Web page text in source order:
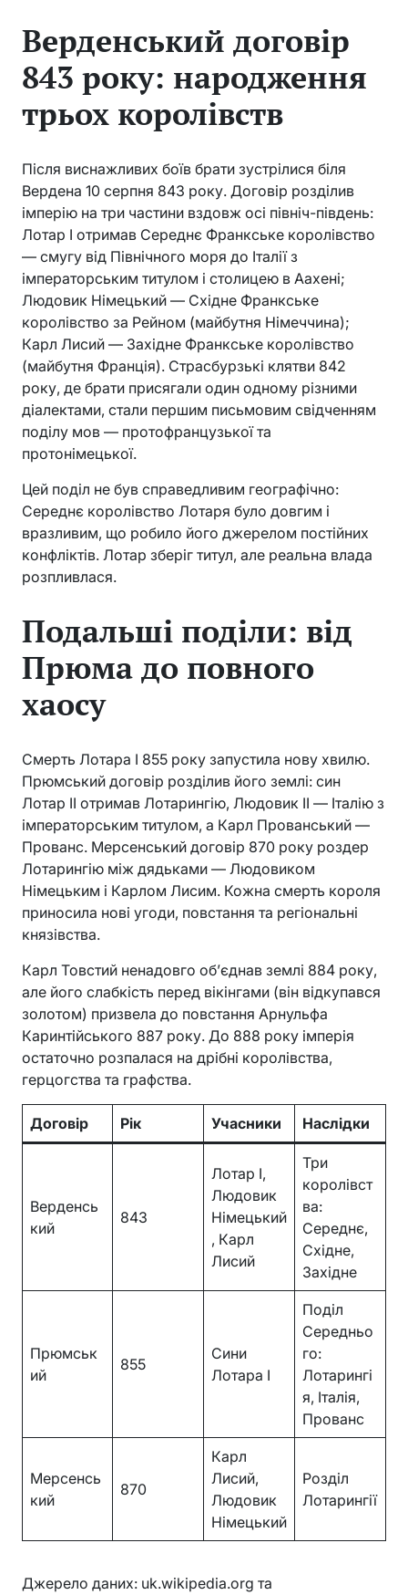
Верденський договір
843 року: народження
трьох королівств
Після виснажливих боїв брати зустрілися біля
Вердена 10 серпня 843 року. Договір розділив
імперію на три частини вздовж осі північ-південь:
Лотар I отримав Середнє Франкське королівство
— смугу від Північного моря до Італії з
імператорським титулом і столицею в Аахені;
Людовик Німецький — Східне Франкське
королівство за Рейном (майбутня Німеччина);
Карл Лисий — Західне Франкське королівство
(майбутня Франція). Страсбурзькі клятви 842
року, де брати присягали один одному різними
діалектами, стали першим письмовим свідченням
поділу мов — протофранцузької та
протонімецької.
Цей поділ не був справедливим географічно:
Середнє королівство Лотаря було довгим і
вразливим, що робило його джерелом постійних
конфліктів. Лотар зберіг титул, але реальна влада
розпливлася.
Подальші поділи: від
Прюма до повного
хаосу
Смерть Лотара I 855 року запустила нову хвилю.
Прюмський договір розділив його землі: син
Лотар II отримав Лотарингію, Людовик II — Італію з
імператорським титулом, а Карл Прованський —
Прованс. Мерсенський договір 870 року роздер
Лотарингію між дядьками — Людовиком
Німецьким і Карлом Лисим. Кожна смерть короля
приносила нові угоди, повстання та регіональні
князівства.
Карл Товстий ненадовго об’єднав землі 884 року,
але його слабкість перед вікінгами (він відкупався
золотом) призвела до повстання Арнульфа
Каринтійського 887 року. До 888 року імперія
остаточно розпалася на дрібні королівства,
герцогства та графства.
Договір Рік Учасники Наслідки
Верденсь
кий
843
Лотар I,
Людовик
Німецький
, Карл
Лисий
Три
королівст
ва:
Середнє,
Східне,
Західне
Прюмськ
ий
855
Сини
Лотара I
Поділ
Середньо
го:
Лотарингі
я, Італія,
Прованс
Мерсенсь
кий
870
Карл
Лисий,
Людовик
Німецький
Розділ
Лотарингії
Джерело даних: uk.wikipedia.org та